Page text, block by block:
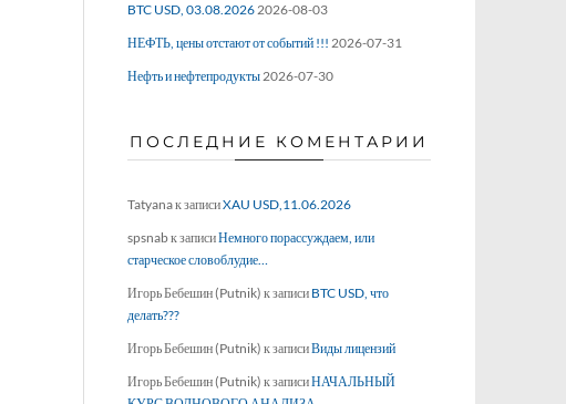
BTC USD, 03.08.20262026-08-03
НЕФТЬ, цены отстают от событий !!! 2026-07-31
Нефть и нефтепродукты2026-07-30
ПОСЛЕДНИЕ КОМЕНТАРИИ
Tatyanaк записиXAU USD,11.06.2026
spsnabк записиНемного порассуждаем, или
старческое словоблудие…
Игорь Бебешин (Putnik) к записи BTC USD, что
делать???
Игорь Бебешин (Putnik) к записиВиды лицензий
Игорь Бебешин (Putnik) к записиНАЧАЛЬНЫЙ